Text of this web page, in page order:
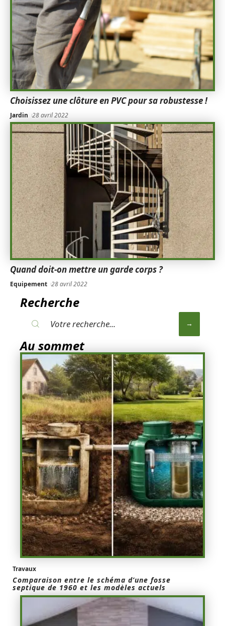
Choisissez une clôture en PVC pour sa robustesse !
Jardin 28 avril 2022
Quand doit-on mettre un garde corps ?
Equipement 28 avril 2022
Recherche
Au sommet
Travaux
Comparaison entre le schéma d’une fosse
septique de 1960 et les modèles actuels